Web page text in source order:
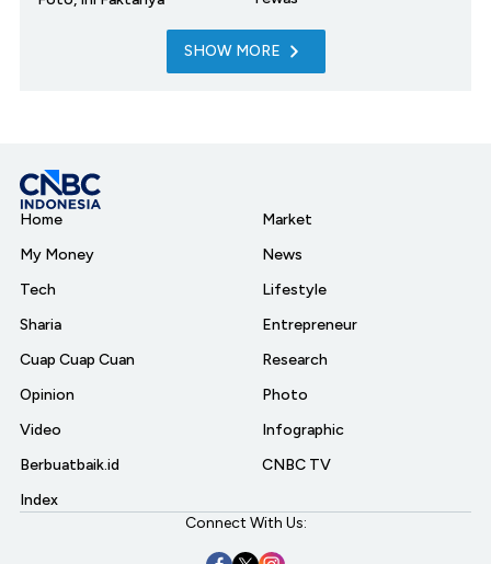
SHOW MORE
Home
My Money
Tech
Sharia
Cuap Cuap Cuan
Opinion
Video
Berbuatbaik.id
Index
Market
News
Lifestyle
Entrepreneur
Research
Photo
Infographic
CNBC TV
Connect With Us: